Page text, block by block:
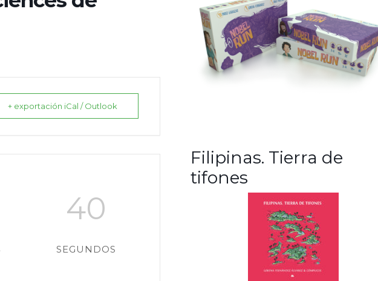
+ exportación iCal / Outlook
39
SEGUNDOS
Filipinas. Tierra de
tifones